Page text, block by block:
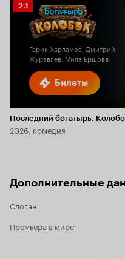
Билеты
Рейтинг
Кинопоиска
2.1
Гарик Харламов, Дмитрий
Журавлев, Мила Ершова
Последний богатырь.
2026, комедия
Дополнительные
Слоган
Премьера в мире